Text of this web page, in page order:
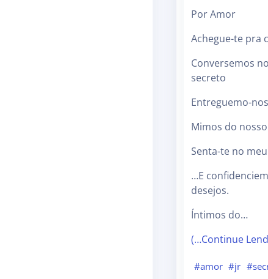
Por Amor
Achegue-te pra
Conversemos
secreto
Entreguemo-
Mimos do
Senta-te no
…E
desejos.
Íntimos do…
(…Continue
#amor #jr